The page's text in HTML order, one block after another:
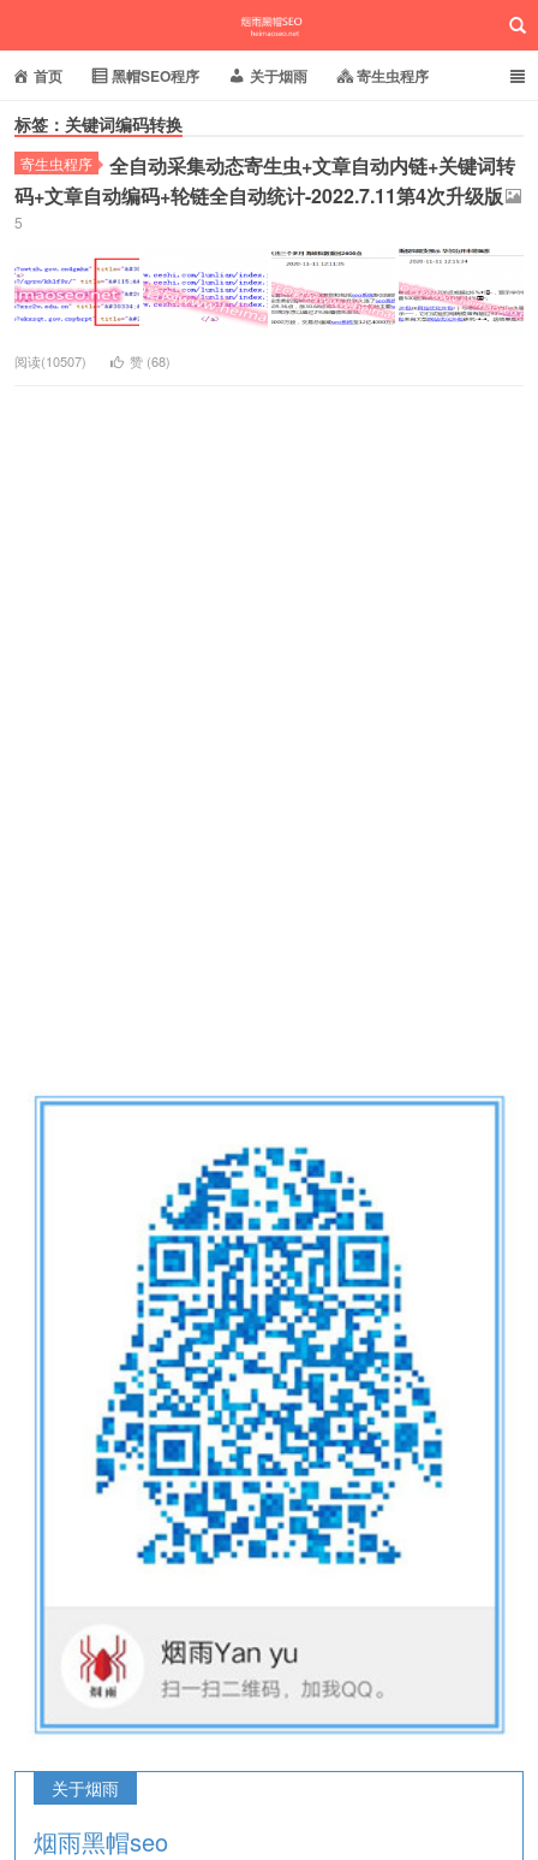
烟雨黑帽SEO
首页 黑帽SEO程序 关于烟雨 寄生虫程序
泛目录程序 蜘蛛池站群
批量养站程序 百度搜狗推送 网站域名快照
标签：关键词编码转换
寄生虫程序
全自动采集动态寄生虫+文章自动内链+关键词转
码+文章自动编码+轮链全自动统计-2022.7.11第4次升级版
5
阅读(10507) 赞 (68)
关于烟雨
烟雨黑帽seo